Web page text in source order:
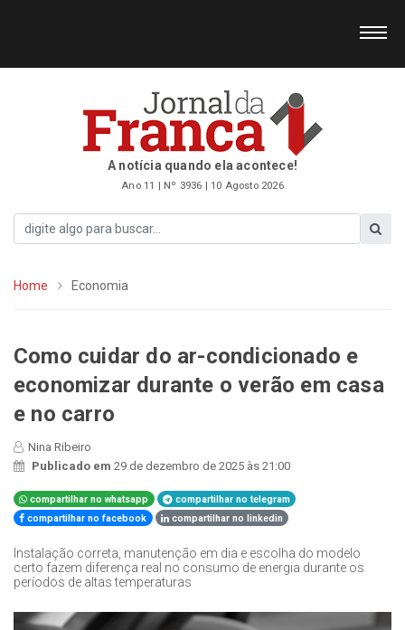
A notícia quando ela acontece!
Ano 11 | Nº 3936 | 10 Agosto 2026
Home Economia
Como cuidar do ar-condicionado e
economizar durante o verão em casa
e no carro
Nina Ribeiro
Publicado em 29 de dezembro de 2025 às 21:00
compartilhar no whatsapp
compartilhar no telegram
compartilhar no facebook
compartilhar no linkedin
Instalação correta, manutenção em dia e escolha do modelo
certo fazem diferença real no consumo de energia durante os
períodos de altas temperaturas